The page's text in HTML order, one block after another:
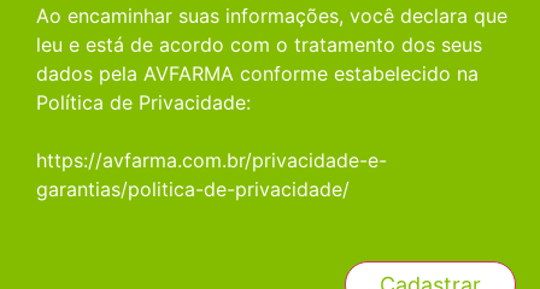
Ao encaminhar suas informações, você declara que
leu e está de acordo com o tratamento dos seus
dados pela AVFARMA conforme estabelecido na
Política de Privacidade:
https://avfarma.com.br/privacidade-e-
garantias/politica-de-privacidade/